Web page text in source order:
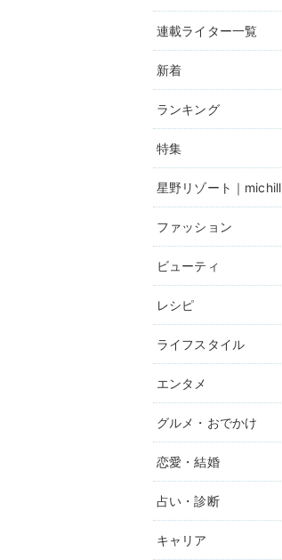
連載ライター一覧
新着
ランキング
特集
星野リゾート｜michill
ファッション
ビューティ
レシピ
ライフスタイル
エンタメ
グルメ・おでかけ
恋愛・結婚
占い・診断
キャリア